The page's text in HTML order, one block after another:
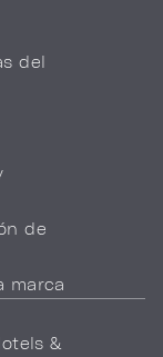
del
de
marca
&